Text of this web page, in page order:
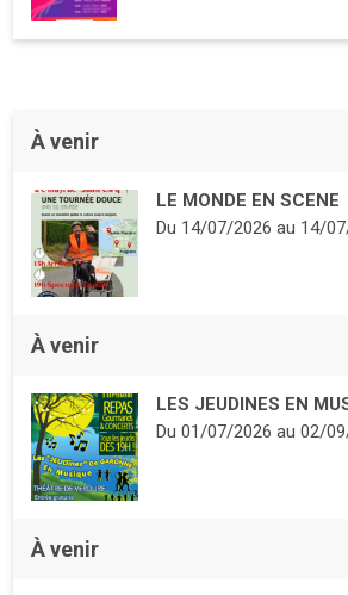
À venir
LE MONDE EN SCENE
Du 14/07/2026au 14/
À venir
LES JEUDINES EN
Du 01/07/2026au 02/
À venir